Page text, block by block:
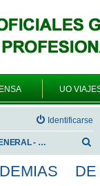
UO
Identificarse
FORO GENERAL - ACADEMIAS DE FORMACIÓN
s
DE